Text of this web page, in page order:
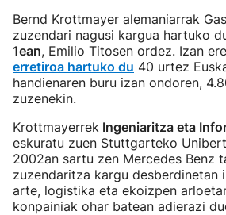
Bernd Krottmayer alemaniarrak
zuzendari nagusi kargua hartuko
1ean, Emilio Titosen ordez. Izan
erretiroa hartuko du 40 urtez
handienaren buru izan ondoren,
zuzenekin.
Krottmayerrek Ingeniaritza eta
eskuratu zuen Stuttgarteko
2002an sartu zen Mercedes Benz
zuzendaritza kargu desberdinetan
arte, logistika eta ekoizpen
konpainiak ohar batean adierazi